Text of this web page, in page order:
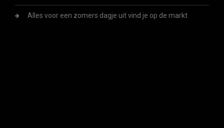
Alles voor een zomers dagje uit vind je op de markt